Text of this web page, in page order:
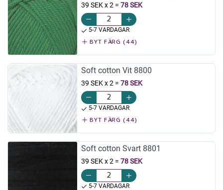
39 SEK x 2= 78 SEK
5-7 VARDAGAR
BYT FÄRG (44)
Soft cotton Vit 8800
39 SEK x 2 = 78 SEK
5-7 VARDAGAR
BYT FÄRG (44)
Soft cotton Svart 8801
39 SEK x 2 = 78 SEK
5-7 VARDAGAR